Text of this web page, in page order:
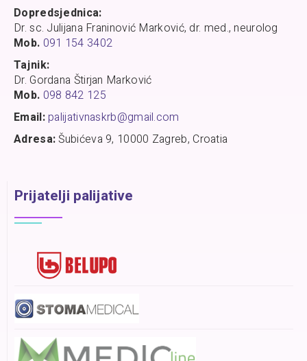
Dopredsjednica:
Dr. sc. Julijana Franinović Marković, dr. med., neurolog
Mob. 091 154 3402
Tajnik:
Dr. Gordana Štirjan Marković
Mob. 098 842 125
Email:palijativnaskrb@gmail.com
Adresa:Šubićeva 9, 10000 Zagreb, Croatia
Prijatelji palijative